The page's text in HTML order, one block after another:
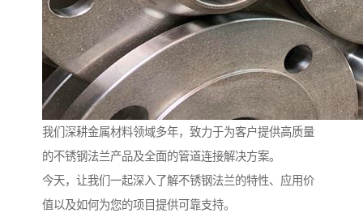
我们深耕金属材料领域多年，致力于为客户提供高质量
的不锈钢法兰产品及全面的管道连接解决方案。
今天，让我们一起深入了解不锈钢法兰的特性、应用价
值以及如何为您的项目提供可靠支持。